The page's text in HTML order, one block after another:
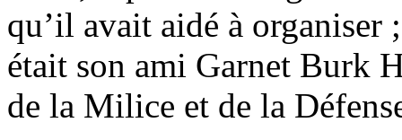
qu’il avait aidé à organiser
était son ami Garnet Burk
de la Milice et de la